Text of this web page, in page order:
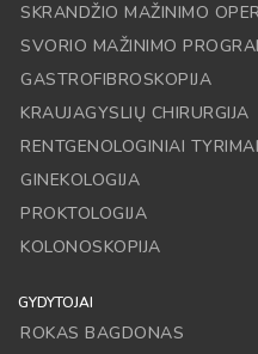
SKRANDŽIO MAŽINIMO
SVORIO MAŽINIMO
GASTROFIBROSKOPIJA
KRAUJAGYSLIŲ CHIRURGIJA
RENTGENOLOGINIAI TYRIMAI
GINEKOLOGIJA
PROKTOLOGIJA
KOLONOSKOPIJA
GYDYTOJAI
ROKAS BAGDONAS